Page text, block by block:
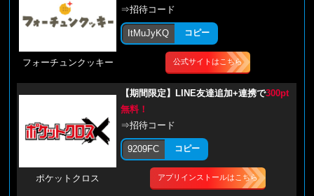
フォーチュンクッキー
⇒招待コード
ItMuJyKQ コピー
公式サイトはこちら
ポケットクロス
【期間限定】LINE友達追加+連携で300pt
無料！
⇒招待コード
9209FC コピー
アプリインストールはこちら